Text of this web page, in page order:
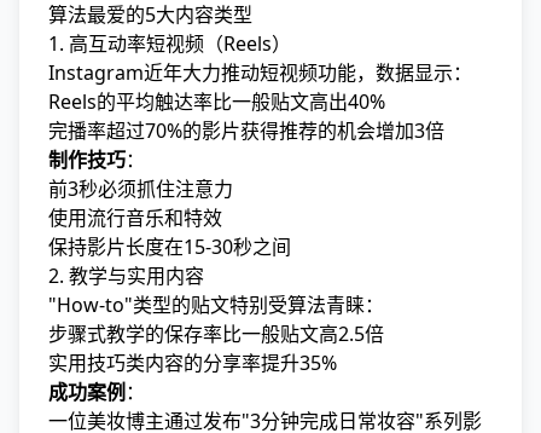
算法最爱的5大内容类型
1. 高互动率短视频（Reels）
Instagram近年大力推动短视频功能，数据显示：
Reels的平均触达率比一般贴文高出40%
完播率超过70%的影片获得推荐的机会增加3倍
制作技巧：
前3秒必须抓住注意力
使用流行音乐和特效
保持影片长度在15-30秒之间
2. 教学与实用内容
"How-to"类型的贴文特别受算法青睐：
步骤式教学的保存率比一般贴文高2.5倍
实用技巧类内容的分享率提升35%
成功案例 ：
一位美妆博主通过发布"3分钟完成日常妆容"系列影